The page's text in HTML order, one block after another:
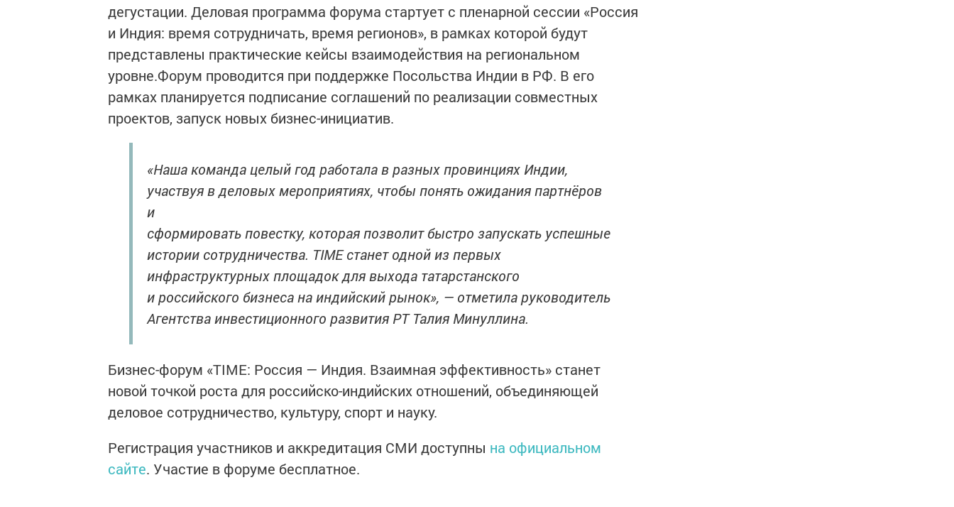
дегустации. Деловая программа форума стартует с пленарной сессии «Россия
и Индия: время сотрудничать, время регионов», в рамках которой будут
представлены практические кейсы взаимодействия на региональном
уровне.Форум проводится при поддержке Посольства Индии в РФ. В его
рамках планируется подписание соглашений по реализации совместных
проектов, запуск новых бизнес-инициатив.
«Наша команда целый год работала в разных провинциях Индии,
участвуя в деловых мероприятиях, чтобы понять ожидания партнёров
и
сформировать повестку, которая позволит быстро запускать успешные
истории сотрудничества. TIME станет одной из первых
инфраструктурных площадок для выхода татарстанского
и российского бизнеса на индийский рынок», — отметила руководитель
Агентства инвестиционного развития РТ Талия Минуллина.
Бизнес-форум «TIME: Россия — Индия. Взаимная эффективность» станет
новой точкой роста для российско-индийских отношений, объединяющей
деловое сотрудничество, культуру, спорт и науку.
Регистрация участников и аккредитация СМИ доступны на официальном
сайте. Участие в форуме бесплатное.